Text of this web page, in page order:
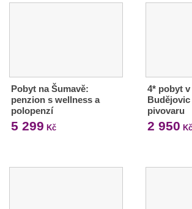
Pobyt na Šumavě:
penzion s wellness a
polopenzí
5 299 Kč
4* pobyt
Budějovic
pivovaru
2 950 Kč